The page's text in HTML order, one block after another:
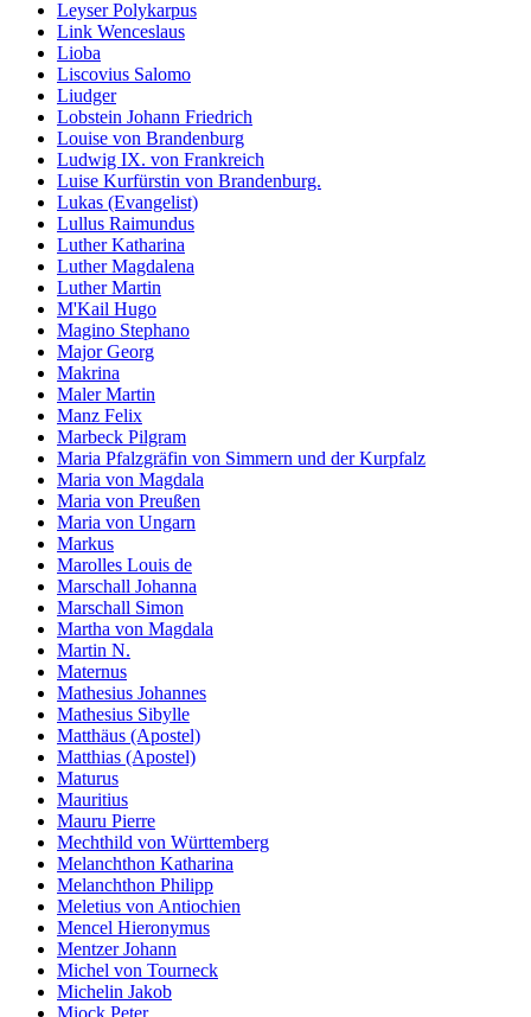
Leyser Polykarpus
Link Wenceslaus
Lioba
Liscovius Salomo
Liudger
Lobstein Johann Friedrich
Louise von Brandenburg
Ludwig IX. von Frankreich
Luise Kurfürstin von Brandenburg.
Lukas (Evangelist)
Lullus Raimundus
Luther Katharina
Luther Magdalena
Luther Martin
M'Kail Hugo
Magino Stephano
Major Georg
Makrina
Maler Martin
Manz Felix
Marbeck Pilgram
Maria Pfalzgräfin von Simmern und der Kurpfalz
Maria von Magdala
Maria von Preußen
Maria von Ungarn
Markus
Marolles Louis de
Marschall Johanna
Marschall Simon
Martha von Magdala
Martin N.
Maternus
Mathesius Johannes
Mathesius Sibylle
Matthäus (Apostel)
Matthias (Apostel)
Maturus
Mauritius
Mauru Pierre
Mechthild von Württemberg
Melanchthon Katharina
Melanchthon Philipp
Meletius von Antiochien
Mencel Hieronymus
Mentzer Johann
Michel von Tourneck
Michelin Jakob